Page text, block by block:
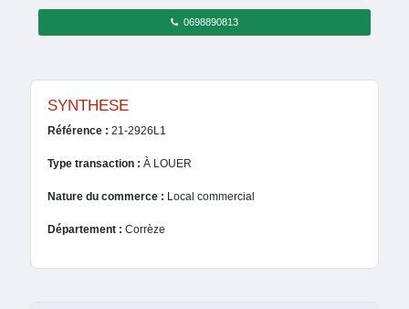
0698890813
SYNTHESE
Référence : 21-2926L1
Type transaction : À LOUER
Nature du commerce : Local commercial
Département : Corrèze